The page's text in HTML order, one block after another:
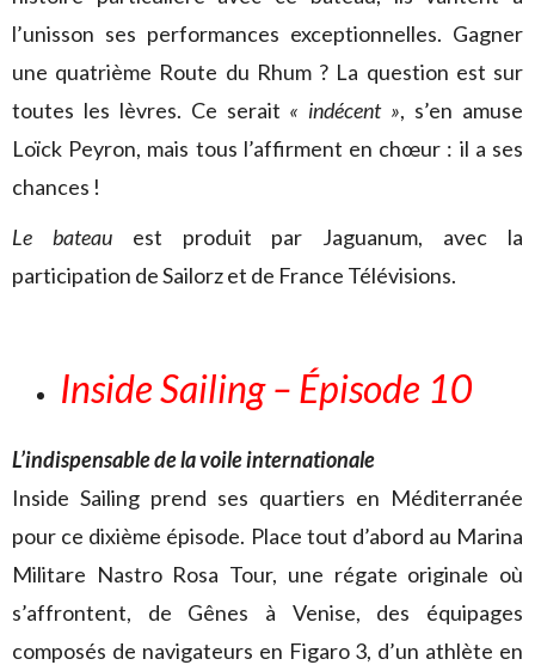
l’unisson ses performances exceptionnelles. Gagner
une quatrième Route du Rhum ? La question est sur
toutes les lèvres. Ce serait « indécent », s’en amuse
Loïck Peyron, mais tous l’affirment en chœur : il a ses
chances !
Le bateauest produit par Jaguanum, avec la
participation de Sailorz et de France Télévisions.
Inside Sailing – Épisode 10
L’indispensable de la voile internationale
Inside Sailing prend ses quartiers en Méditerranée
pour ce dixième épisode. Place tout d’abord au Marina
Militare Nastro Rosa Tour, une régate originale où
s’affrontent, de Gênes à Venise, des équipages
composés de navigateurs en Figaro 3, d’un athlète en